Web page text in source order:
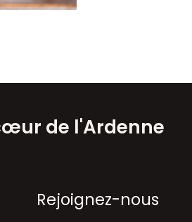
Rejoignez-nous
de l'Ardenne